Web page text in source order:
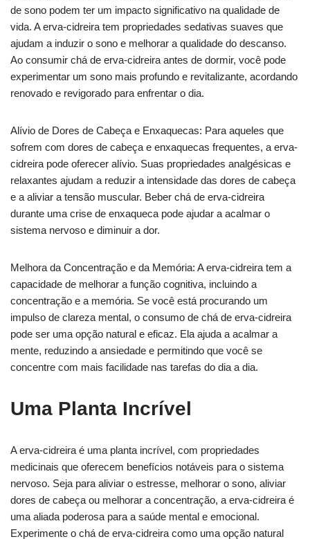
de sono podem ter um impacto significativo na qualidade de
vida. A erva-cidreira tem propriedades sedativas suaves que
ajudam a induzir o sono e melhorar a qualidade do descanso.
Ao consumir chá de erva-cidreira antes de dormir, você pode
experimentar um sono mais profundo e revitalizante, acordando
renovado e revigorado para enfrentar o dia.
Alívio de Dores de Cabeça e Enxaquecas: Para aqueles que
sofrem com dores de cabeça e enxaquecas frequentes, a erva-
cidreira pode oferecer alívio. Suas propriedades analgésicas e
relaxantes ajudam a reduzir a intensidade das dores de cabeça
e a aliviar a tensão muscular. Beber chá de erva-cidreira
durante uma crise de enxaqueca pode ajudar a acalmar o
sistema nervoso e diminuir a dor.
Melhora da Concentração e da Memória: A erva-cidreira tem a
capacidade de melhorar a função cognitiva, incluindo a
concentração e a memória. Se você está procurando um
impulso de clareza mental, o consumo de chá de erva-cidreira
pode ser uma opção natural e eficaz. Ela ajuda a acalmar a
mente, reduzindo a ansiedade e permitindo que você se
concentre com mais facilidade nas tarefas do dia a dia.
Uma Planta Incrível
A erva-cidreira é uma planta incrível, com propriedades
medicinais que oferecem benefícios notáveis para o sistema
nervoso. Seja para aliviar o estresse, melhorar o sono, aliviar
dores de cabeça ou melhorar a concentração, a erva-cidreira é
uma aliada poderosa para a saúde mental e emocional.
Experimente o chá de erva-cidreira como uma opção natural